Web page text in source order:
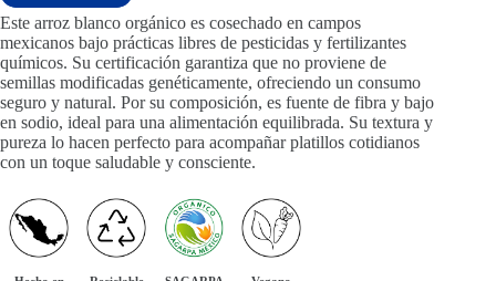
Este arroz blanco orgánico es cosechado en campos
mexicanos bajo prácticas libres de pesticidas y fertilizantes
químicos. Su certificación garantiza que no proviene de
semillas modificadas genéticamente, ofreciendo un consumo
seguro y natural. Por su composición, es fuente de fibra y bajo
en sodio, ideal para una alimentación equilibrada. Su textura y
pureza lo hacen perfecto para acompañar platillos cotidianos
con un toque saludable y consciente.